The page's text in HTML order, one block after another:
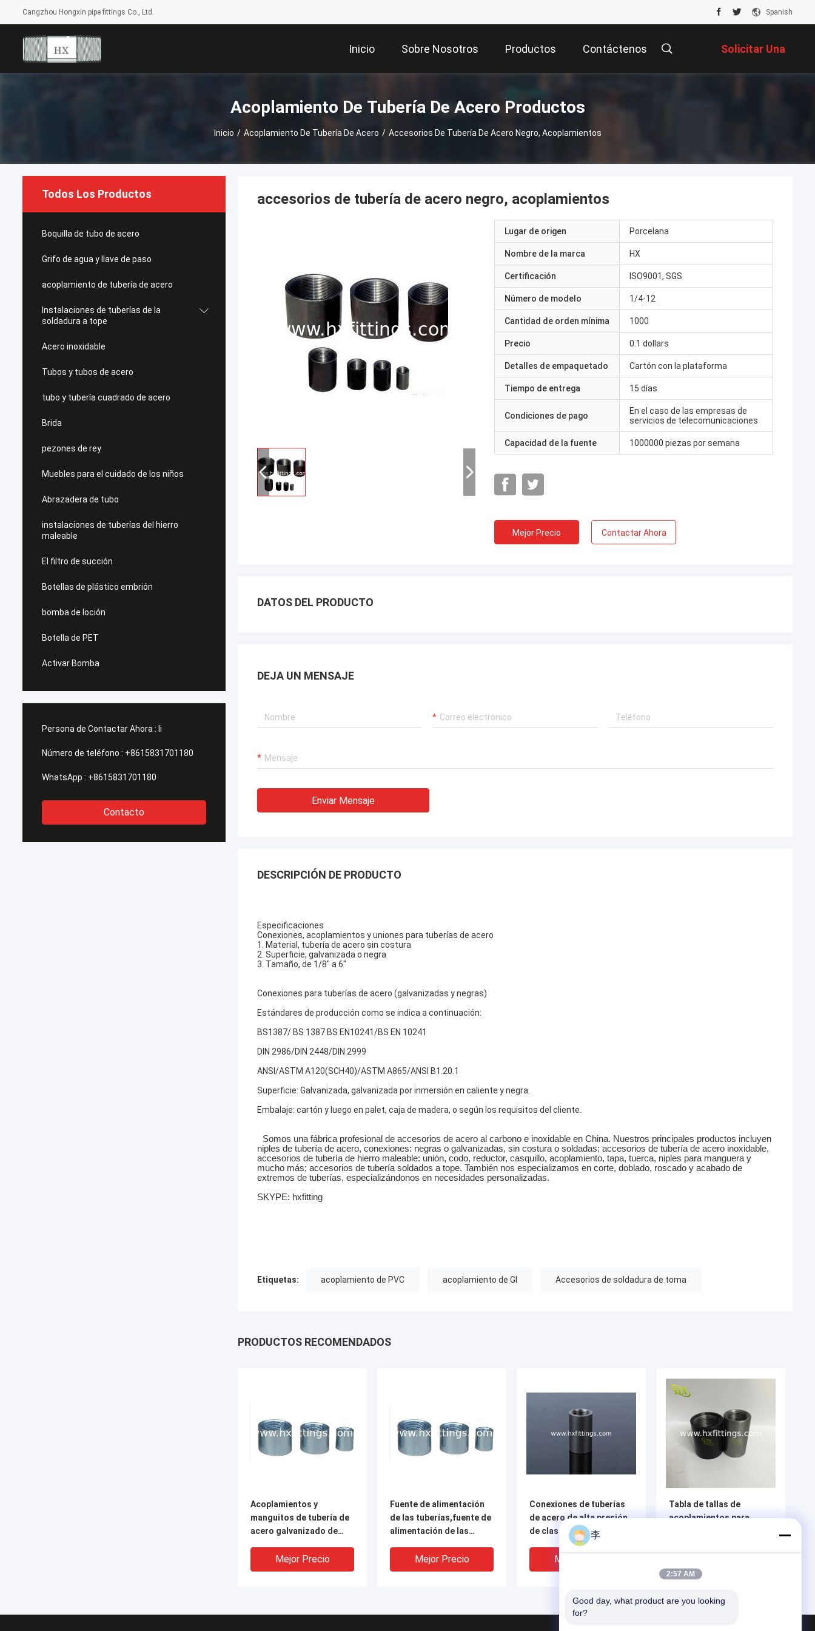
Cangzhou Hongxin pipe fittings Co., Ltd. Spanish
Inicio Sobre Nosotros Productos Contáctenos Solicitar Una
Cotización
Acoplamiento De Tubería De Acero Productos
Inicio / Acoplamiento De Tubería De Acero / Accesorios De Tubería De Acero Negro, Acoplamientos
Todos Los Productos
Boquilla de tubo de acero
Grifo de agua y llave de paso
acoplamiento de tubería de acero
Instalaciones de tuberías de la
soldadura a tope
Acero inoxidable
Tubos y tubos de acero
tubo y tubería cuadrado de acero
Brida
pezones de rey
Muebles para el cuidado de los niños
Abrazadera de tubo
instalaciones de tuberías del hierro
maleable
El filtro de succión
Botellas de plástico embrión
bomba de loción
Botella de PET
Activar Bomba
Persona de Contactar Ahora : li
Número de teléfono : +8615831701180
WhatsApp : +8615831701180
Contacto
accesorios de tubería de acero negro, acoplamientos
Lugar de origen Porcelana
Nombre de la marca HX
Certificación ISO9001, SGS
Número de modelo 1/4-12
Cantidad de orden mínima 1000
Precio 0.1 dollars
Detalles de empaquetado Cartón con la plataforma
Tiempo de entrega 15 días
Condiciones de pago
En el caso de las empresas de
servicios de telecomunicaciones
Capacidad de la fuente 1000000 piezas por semana
Mejor Precio Contactar Ahora
DATOS DEL PRODUCTO
DEJA UN MENSAJE
Enviar Mensaje
DESCRIPCIÓN DE PRODUCTO
Especificaciones
Conexiones, acoplamientos y uniones para tuberías de acero
1. Material, tubería de acero sin costura
2. Superficie, galvanizada o negra
3. Tamaño, de 1/8" a 6"
Conexiones para tuberías de acero (galvanizadas y negras)
Estándares de producción como se indica a continuación:
BS1387/ BS 1387 BS EN10241/BS EN 10241
DIN 2986/DIN 2448/DIN 2999
ANSI/ASTM A120(SCH40)/ASTM A865/ANSI B1.20.1
Superficie: Galvanizada, galvanizada por inmersión en caliente y negra.
Embalaje: cartón y luego en palet, caja de madera, o según los requisitos del cliente.
Somos una fábrica profesional de accesorios de acero al carbono e inoxidable en China. Nuestros principales productos incluyen
niples de tubería de acero, conexiones: negras o galvanizadas, sin costura o soldadas; accesorios de tubería de acero inoxidable,
accesorios de tubería de hierro maleable: unión, codo, reductor, casquillo, acoplamiento, tapa, tuerca, niples para manguera y
mucho más; accesorios de tubería soldados a tope. También nos especializamos en corte, doblado, roscado y acabado de
extremos de tuberías, especializándonos en necesidades personalizadas.
SKYPE: hxfitting
Etiquetas: acoplamiento de PVC acoplamiento de GI Accesorios de soldadura de toma
PRODUCTOS RECOMENDADOS
Acoplamientos y
manguitos de tubería de
acero galvanizado de
Mejor Precio
Fuente de alimentación
de las tuberías,fuente de
alimentación de las
tuberíasMejor Precio
Conexiones de tuberías
de acero de alta presión
de clase A105 3000LBS
6000 LBS con hilo NPT
Mejor Precio
Tabla de tallas de
acoplamientos para
de China
李
2:57 AM
Good day, what product are you looking
for?